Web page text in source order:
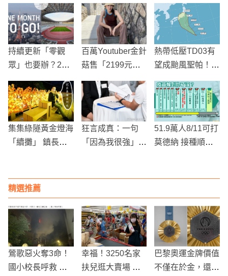
持續更新「零觀
眾」也要辦？202
場，轉播資訊、選
手陣容看點，我們
隔空助攻！
百萬Youtuber金針
菇售「2199元韓
紅開箱狂批：賣粉
絲信仰！
熱帶低壓TD03有
望成颱風聖帕！路
灣天氣轉雷陣雨
集集綠隧黃金燈海
「續攤」 鎮長化
狂言成真：一句
「因為我很強」讓
51.9萬人8/11可打
莫德納 接種順
精選推薦
鶯歌惡火奪3命！
國小校長呼救 遭
幸福！3250名家
扶兒逛大賣場 用
巴黎奧運金牌價值
不僅在於金，還融